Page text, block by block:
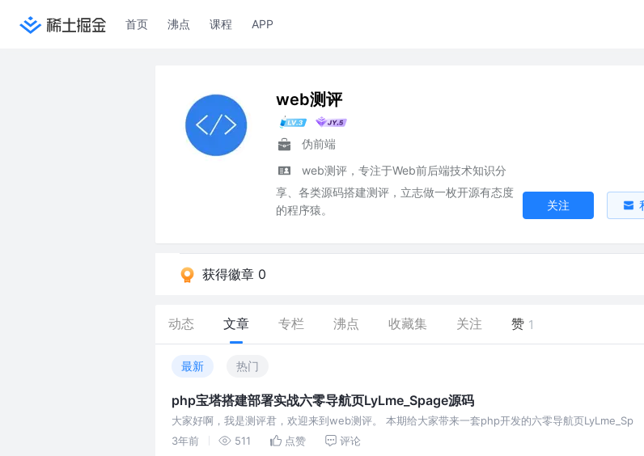
首页 沸点 课程 APP
web测评
伪前端
web测评，专注于Web前后端技术知识分
享、各类源码搭建测评，立志做一枚开源有态度
的程序猿。
关注
获得徽章 0
动态 文章 专栏 沸点 收藏集 关注 赞 1
最新 热门
php宝塔搭建部署实战六零导航页LyLme_Spage源码
大家好啊，我是测评君，欢迎来到web测评。 本期给大家带来一套php开发的六零导航页LyLme_Sp
3年前
511 点赞 评论